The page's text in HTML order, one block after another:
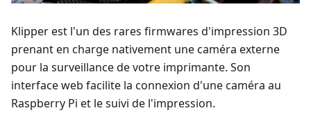
Klipper est l'un des rares firmwares d'impression 3D
prenant en charge nativement une caméra externe
pour la surveillance de votre imprimante. Son
interface web facilite la connexion d'une caméra au
Raspberry Pi et le suivi de l'impression.